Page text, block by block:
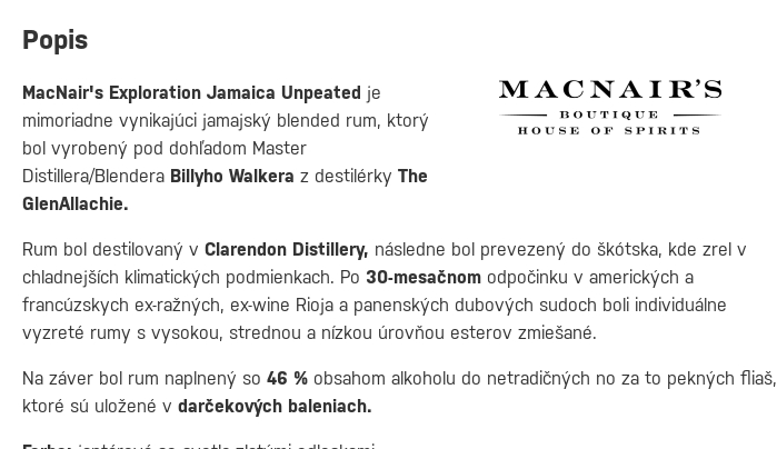
Popis
MacNair's Exploration Jamaica Unpeated je
mimoriadne vynikajúci jamajský blended rum, ktorý
bol vyrobený pod dohľadom Master
Distillera/Blendera Billyho Walkera z destilérky The
GlenAllachie.
Rum bol destilovaný v Clarendon Distillery, následne bol prevezený do škótska, kde zrel v
chladnejších klimatických podmienkach. Po 30-mesačnom odpočinku v amerických a
francúzskych ex-ražných, ex-wine Rioja a panenských dubových sudoch boli individuálne
vyzreté rumy s vysokou, strednou a nízkou úrovňou esterov zmiešané.
Na záver bol rum naplnený so 46 % obsahom alkoholu do netradičných no za to pekných fliaš,
ktoré sú uložené v darčekových baleniach.